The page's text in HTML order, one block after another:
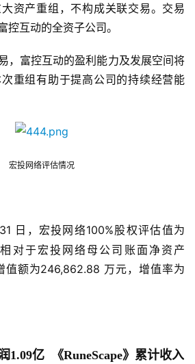
资产重组，不构成关联交易。交易
控互动的全资子公司。
，富控互动的盈利能力及发展空间将
重组有助于提高公司的持续经营能
宏投网络评估情况
日，宏投网络100%股权评估值为
对于宏投网络母公司账面净资产
值额为246,862.88 万元，增值率为
1.09亿  《RuneScape》累计收入